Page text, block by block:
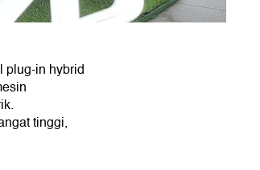
plug-in hybrid
tinggi,